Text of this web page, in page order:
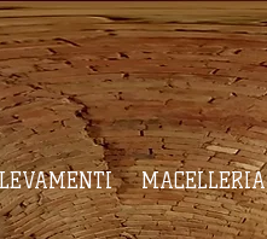
MACELLERIA